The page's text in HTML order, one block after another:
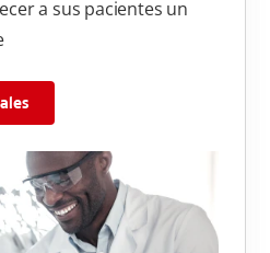
a sus pacientes un